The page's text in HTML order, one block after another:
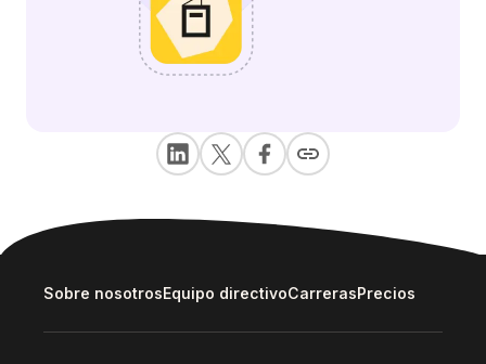
Sobre nosotrosEquipo directivoCarrerasPrecios